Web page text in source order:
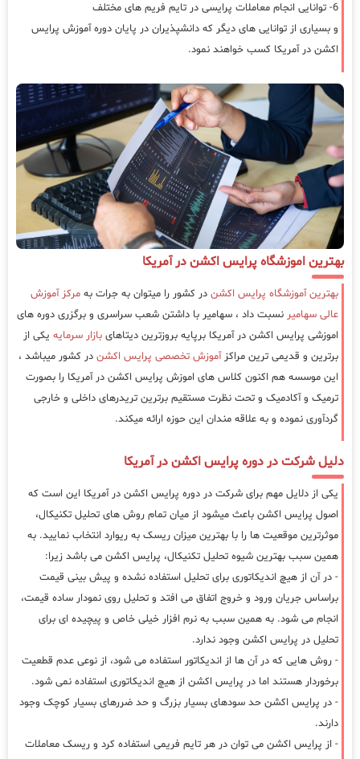
6- توانایی انجام معاملات پرایسی در تایم فریم های مختلف
و بسیاری از توانایی های دیگر که دانشپذیران در پایان دوره آموزش پرایس
اکشن در آمریکا کسب خواهند نمود.
بهترین اموزشگاه پرایس اکشن در آمریکا
بهترین آموزشگاه پرایس اکشن در کشور را میتوان به جرات به مرکز آموزش
عالی سهامیر نسبت داد ، سهامیر با داشتن شعب سراسری و برگزری دوره های
اموزشی پرایس اکشن در آمریکا برپایه بروزترین دیتاهای بازار سرمایه یکی از
برترین و قدیمی ترین مراکزآموزش تخصصی پرایس اکشن در کشور میباشد ،
این موسسه هم اکنون کلاس های اموزش پرایس اکشن در آمریکا را بصورت
ترمیک و آکادمیک و تحت نظرت مستقیم برترین تریدرهای داخلی و خارجی
گردآوری نموده و به علاقه مندان این حوزه ارائه میکند.
دلیل شرکت در دوره پرایس اکشن در آمریکا
یکی از دلایل مهم برای شرکت در دوره پرایس اکشن در آمریکا این است که
اصول پرایس اکشن باعث میشود از میان تمام روش های تحلیل تکنیکال،
موثرترین موقعیت ها را با بهترین میزان ریسک به ریوارد انتخاب نمایید. به
همین سبب بهترین شیوه تحلیل تکنیکال، پرایس اکشن می باشد زیرا:
- در آن از هیچ اندیکاتوری برای تحلیل استفاده نشده و پیش بینی قیمت
براساس جریان ورود و خروج اتفاق می افتد و تحلیل روی نمودار ساده قیمت،
انجام می شود. به همین سبب به نرم افزار خیلی خاص و پیچیده ای برای
تحلیل در پرایس اکشن وجود ندارد.
- روش هایی که در آن ها از اندیکاتور استفاده می شود، از نوعی عدم قطعیت
برخوردار هستند اما در پرایس اکشن از هیچ اندیکاتوری استفاده نمی شود.
- در پرایس اکشن حد سودهای بسیار بزرگ و حد ضررهای بسیار کوچک وجود
دارند.
- از پرایس اکشن می توان در هر تایم فریمی استفاده کرد و ریسک معاملات